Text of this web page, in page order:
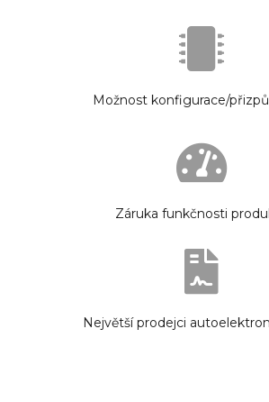
Možnost konfigurace/
Záruka funkčnosti
Největší prodejci